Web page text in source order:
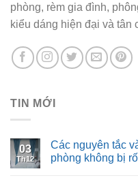
phòng, rèm gia đình,
kiểu dáng hiện đại và tân
TIN MỚI
03
Th12
Các nguyên tắc
phòng không bị